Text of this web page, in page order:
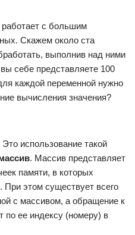
с большим
Скажем около ста
выполнив над ними
себе представляете 100
каждой переменной нужно
вычисления значения?
использование такой
. Массив представляет
памяти, в которых
этом существует всего
с массивом, а обращение к
по ее индексу (номеру) в